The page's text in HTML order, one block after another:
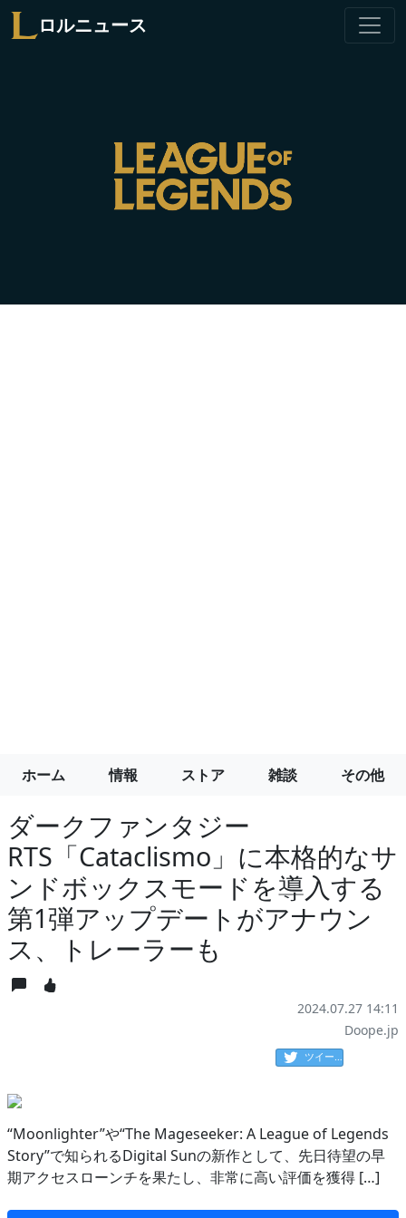
ロルニュース
ホーム 情報 ストア 雑談 その他
ダークファンタジー
RTS「Cataclismo」に本格的なサ
ンドボックスモードを導入する
第1弾アップデートがアナウン
ス、トレーラーも
2024.07.27 14:11
Doope.jp
ツイート
“Moonlighter”や“The Mageseeker: A League of Legends
Story”で知られるDigital Sunの新作として、先日待望の早
期アクセスローンチを果たし、非常に高い評価を獲得 […]